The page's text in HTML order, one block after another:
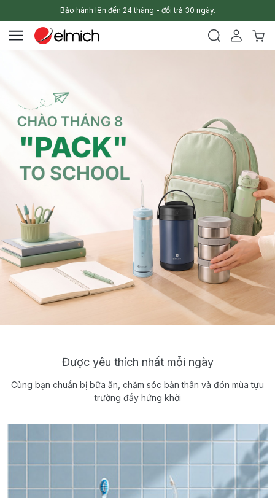
Bảo hành lên đến 24 tháng - đổi trả 30 ngày.
Được yêu thích nhất mỗi ngày
Cùng bạn chuẩn bị bữa ăn, chăm sóc bản thân và đón mùa tựu
trường đầy hứng khởi